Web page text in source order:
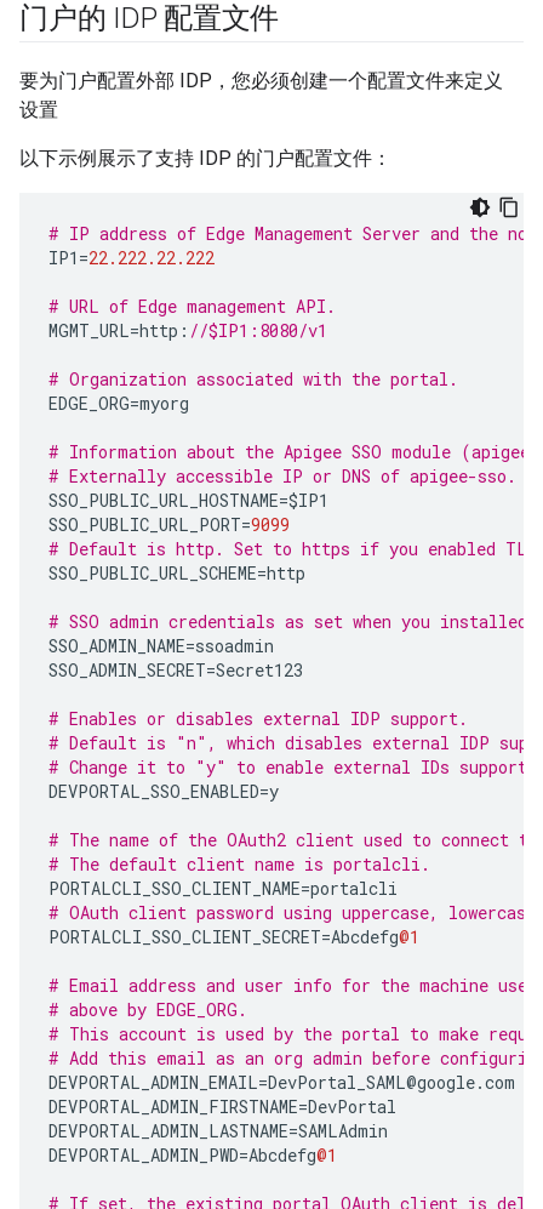
门户的 IDP 配置文件
要为门户配置外部 IDP，您必须创建一个配置文件来定义
设置
以下示例展示了支持 IDP 的门户配置文件：
# IP address of Edge Management Server and the
IP1 =22.222.22.222
# URL of Edge management API.
MGMT_URL=http : //$IP1:8080/v1
# Organization associated with the portal.
EDGE_ORG=myorg
# Information about the Apigee SSO module
# Externally accessible IP or DNS of apigee-sso.
SSO_PUBLIC_URL_HOSTNAME=$IP1
SSO_PUBLIC_URL_PORT=9099
# Default is http. Set to https if you enabled TLS
SSO_PUBLIC_URL_SCHEME=http
# SSO admin credentials as set when you installed
SSO_ADMIN_NAME=ssoadmin
SSO_ADMIN_SECRET=Secret123
# Enables or disables external IDP support.
# Default is "n", which disables external IDP
# Change it to "y" to enable external IDs support.
DEVPORTAL_SSO_ENABLED=y
# The name of the OAuth2 client used to connect
# The default client name is portalcli.
PORTALCLI_SSO_CLIENT_NAME=portalcli
# OAuth client password using uppercase,
PORTALCLI_SSO_CLIENT_SECRET=Abcdefg@1
# Email address and user info for the machine
# above by EDGE_ORG.
# This account is used by the portal to make
# Add this email as an org admin before
DEVPORTAL_ADMIN_EMAIL=DevPortal_SAML@google.com
DEVPORTAL_ADMIN_FIRSTNAME=DevPortal
DEVPORTAL_ADMIN_LASTNAME=SAMLAdmin
DEVPORTAL_ADMIN_PWD=Abcdefg@1
# If set, the existing portal OAuth client is